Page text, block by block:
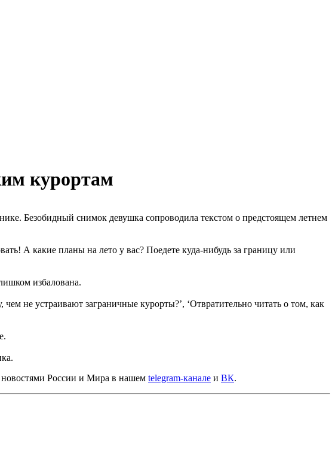
курортам
Безобидный снимок девушка сопроводила текстом о предстоящем летнем
А какие планы на лето у вас? Поедете куда-нибудь за границу или
избалована.
не устраивают заграничные курорты?’, ‘Отвратительно читать о том, как
России и Мира в нашем telegram-канале и ВК.